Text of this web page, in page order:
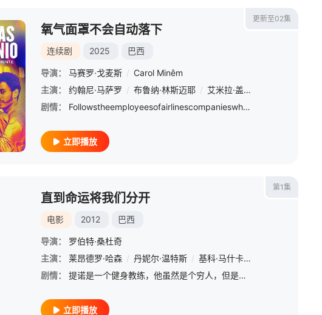
/ 伊卡罗·希尔瓦 / Eli Ferreira / Rita Assemany / Kika Sena / Fifo Benicasa
更新至02集
氧气面罩不会自动落下
连续剧 2025 巴西
导演： 马赛罗·戈麦斯 / Carol Minêm
主演：
约翰尼·马萨罗 / 布鲁纳·林斯迈耶 / 艾米拉·盖德斯
剧情：
FollowstheemployeesofairlinescompanieswhohavesignedacontractwithAZT,anillegalmedicationinmanycountri
立即播放
罗德里戈·桑塔纳 / 毛里西奥·谢尔曼 / 马赛罗·萨巴克 / 卡洛斯·博纳伍
第1集
直到命运将我们分开
电影 2012 巴西
导演：
罗伯特·桑杜奇
主演：
莱昂德罗·哈森 / 丹妮尔·温特斯 / 基科·马什卡雷尼亚什
剧情：
提诺是一个健身教练，他虽然是个穷人，但是，有老婆和小孩，日子还是很开心的，直到老婆玩彩票，中了一亿元雷亚尔后，家里日子360度翻身，16年过去了，他已经成为三层赘肉的中年男人，而老婆一天的生活不是血拼
立即播放